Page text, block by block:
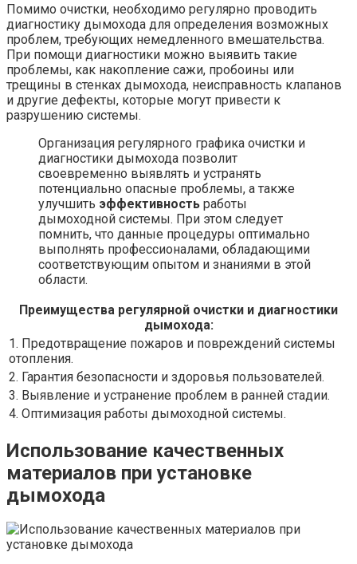
Помимо очистки, необходимо регулярно проводить
диагностику дымохода для определения возможных
проблем, требующих немедленного вмешательства.
При помощи диагностики можно выявить такие
проблемы, как накопление сажи, пробоины или
трещины в стенках дымохода, неисправность клапанов
и другие дефекты, которые могут привести к
разрушению системы.
Организация регулярного графика очистки и
диагностики дымохода позволит
своевременно выявлять и устранять
потенциально опасные проблемы, а также
улучшить эффективность работы
дымоходной системы. При этом следует
помнить, что данные процедуры оптимально
выполнять профессионалами, обладающими
соответствующим опытом и знаниями в этой
области.
Преимущества регулярной очистки и диагностики
дымохода:
1. Предотвращение пожаров и повреждений системы
отопления.
2. Гарантия безопасности и здоровья пользователей.
3. Выявление и устранение проблем в ранней стадии.
4. Оптимизация работы дымоходной системы.
Использование качественных
материалов при установке
дымохода